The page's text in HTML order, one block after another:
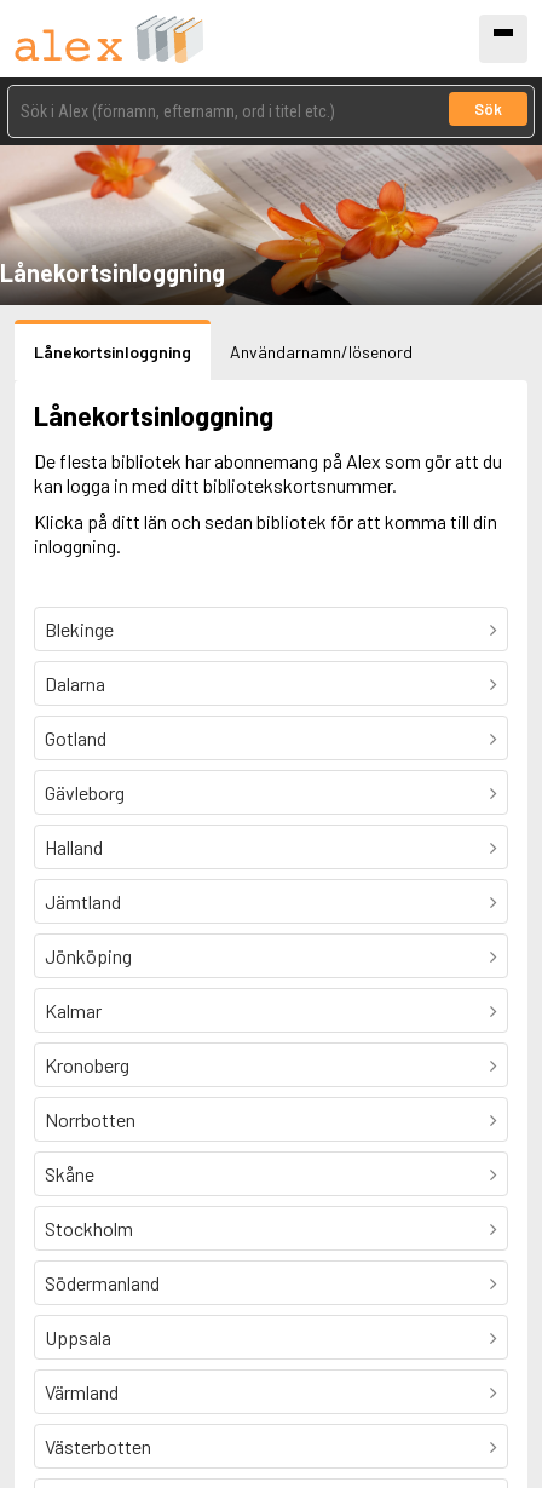
Sök
Lånekortsinloggning
Lånekortsinloggning Användarnamn/lösenord
Lånekortsinloggning
De flesta bibliotek har abonnemang på Alex som gör att du
kan logga in med ditt bibliotekskortsnummer.
Klicka på ditt län och sedan bibliotek för att komma till din
inloggning.
Blekinge
Dalarna
Gotland
Gävleborg
Halland
Jämtland
Jönköping
Kalmar
Kronoberg
Norrbotten
Skåne
Stockholm
Södermanland
Uppsala
Värmland
Västerbotten